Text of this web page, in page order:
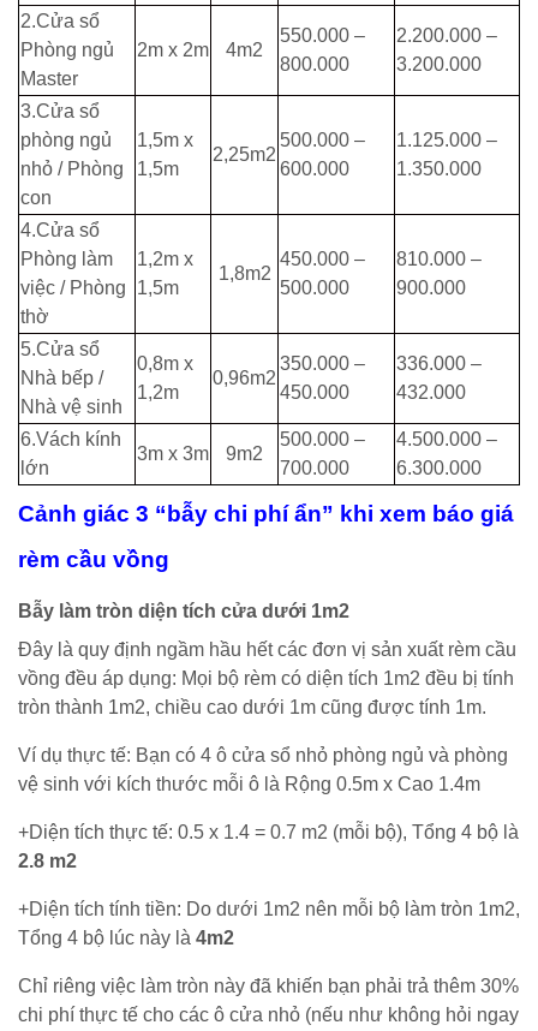
2.Cửa sổ
Phòng ngủ
Master
2m x 2m 4m2
550.000 –
800.000
2.200.000 –
3.200.000
3.Cửa sổ
phòng ngủ
nhỏ / Phòng
con
1,5m x
1,5m
2,25m2
500.000 –
600.000
1.125.000 –
1.350.000
4.Cửa sổ
Phòng làm
việc / Phòng
thờ
1,2m x
1,5m
1,8m2
450.000 –
500.000
810.000 –
900.000
5.Cửa sổ
Nhà bếp /
Nhà vệ sinh
0,8m x
1,2m
0,96m2
350.000 –
450.000
336.000 –
432.000
6.Vách kính
lớn
3m x 3m 9m2
500.000 –
700.000
4.500.000 –
6.300.000
Cảnh giác 3 “bẫy chi phí ẩn” khi xem báo giá
rèm cầu vồng
Bẫy làm tròn diện tích cửa dưới 1m2
Đây là quy định ngầm hầu hết các đơn vị sản xuất rèm cầu
vồng đều áp dụng: Mọi bộ rèm có diện tích 1m2 đều bị tính
tròn thành 1m2, chiều cao dưới 1m cũng được tính 1m.
Ví dụ thực tế: Bạn có 4 ô cửa sổ nhỏ phòng ngủ và phòng
vệ sinh với kích thước mỗi ô là Rộng 0.5m x Cao 1.4m
+Diện tích thực tế: 0.5 x 1.4 = 0.7 m2 (mỗi bộ), Tổng 4 bộ là
2.8 m2
+Diện tích tính tiền: Do dưới 1m2 nên mỗi bộ làm tròn 1m2,
Tổng 4 bộ lúc này là 4m2
Chỉ riêng việc làm tròn này đã khiến bạn phải trả thêm 30%
chi phí thực tế cho các ô cửa nhỏ (nếu như không hỏi ngay